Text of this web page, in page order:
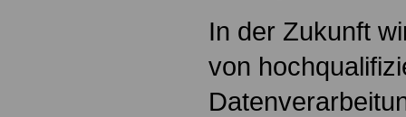
In der Zukunft
von